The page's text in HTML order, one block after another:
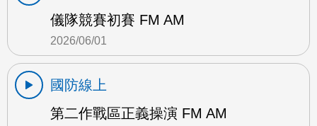
儀隊競賽初賽 FM AM
2026/06/01
國防線上
第二作戰區正義操演 FM AM